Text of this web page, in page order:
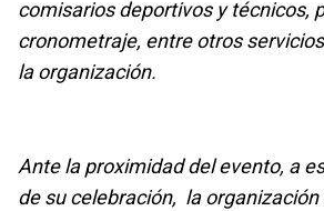
comisarios deportivos y técnicos,
cronometraje, entre otros
la organización.
Ante la proximidad del evento, a
de su celebración, la organización